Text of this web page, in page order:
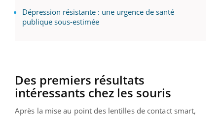
Dépression résistante : une urgence de santé
publique sous-estimée
Des premiers résultats
intéressants chez les souris
Après la mise au point des lentilles de contact smart,